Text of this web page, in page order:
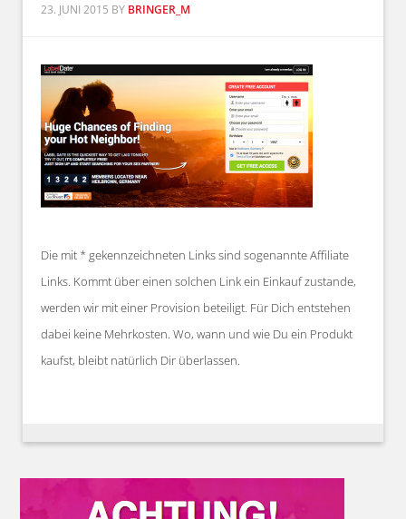
23. JUNI 2015 BY BRINGER_M
Die mit * gekennzeichneten Links sind sogenannte Affiliate
Links. Kommt über einen solchen Link ein Einkauf zustande,
werden wir mit einer Provision beteiligt. Für Dich entstehen
dabei keine Mehrkosten. Wo, wann und wie Du ein Produkt
kaufst, bleibt natürlich Dir überlassen.